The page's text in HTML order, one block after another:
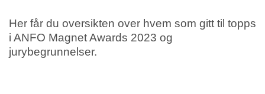
Her får du oversikten over hvem som gitt til topps
i ANFO Magnet Awards 2023 og
jurybegrunnelser.